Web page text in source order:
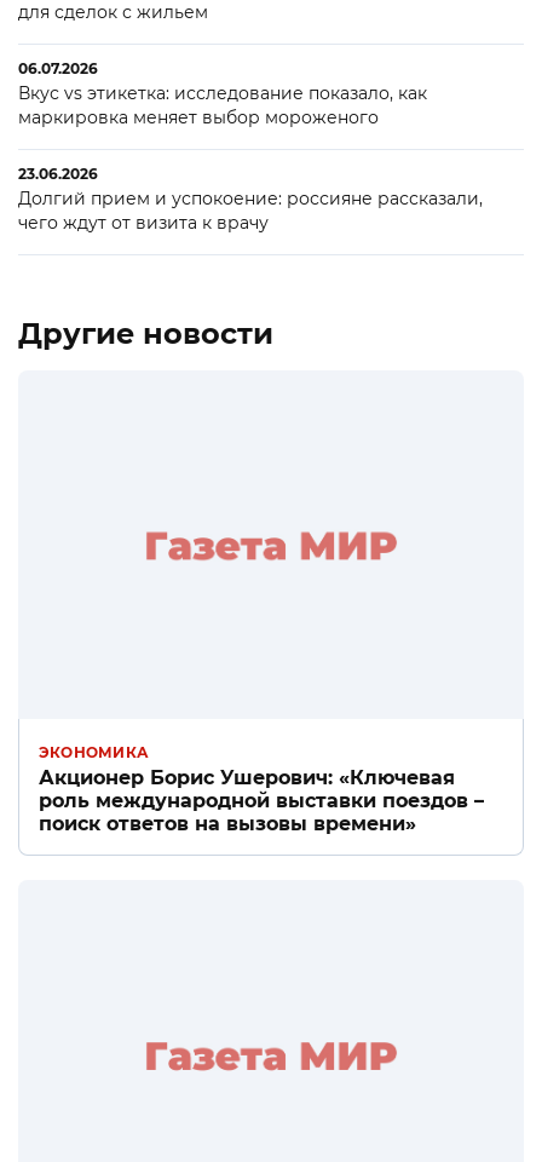
для сделок с жильем
06.07.2026
Вкус vs этикетка: исследование показало, как
маркировка меняет выбор мороженого
23.06.2026
Долгий прием и успокоение: россияне рассказали,
чего ждут от визита к врачу
Другие новости
ЭКОНОМИКА
Акционер Борис Ушерович: «Ключевая
роль международной выставки поездов –
поиск ответов на вызовы времени»